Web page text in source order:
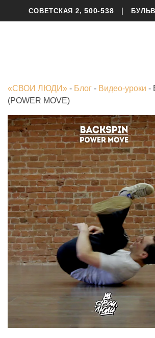
СОВЕТСКАЯ 2, 500-538 |
«СВОИ ЛЮДИ» - Блог - Видео-уроки -
(POWER MOVE)